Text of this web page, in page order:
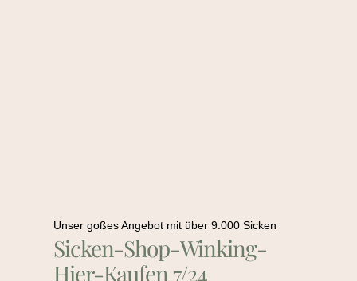
Unser goßes Angebot mit über 9.000 Sicken
Sicken-Shop-Winking-
Hier-Kaufen 7/24